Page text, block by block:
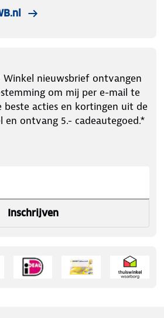
Winkel nieuwsbrief ontvangen
om mij per e-mail te
beste acties en kortingen uit de
en ontvang 5.- cadeautegoed.*
Inschrijven